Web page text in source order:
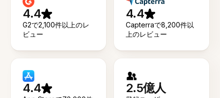
4.4
G2で2,100件以上のレ
ビュー
4.4
Capterraで8,200件以
上のレビュー
4.4 2.5億人